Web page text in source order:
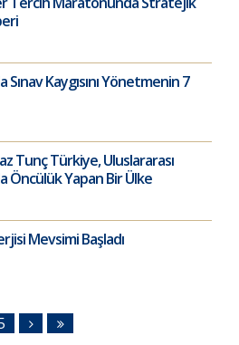
Sınav Kaygısını Yönetmenin 7
Tunç Türkiye, Uluslararası
Öncülük Yapan Bir Ülke
Mevsimi Başladı